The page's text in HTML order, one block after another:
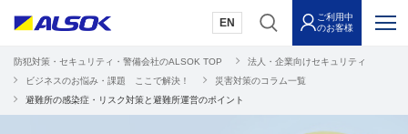
EN
ご利用中
のお客様
防犯対策・セキュリティ・警備会社のALSOK TOP
法人・企業向けセキュリティ
ビジネスのお悩み・課題 ここで解決！
災害対策のコラム一覧
避難所の感染症・リスク対策と避難所運営のポイント